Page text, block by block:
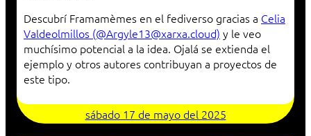
Descubrí Framamèmes en el fediverso gracias a Celia
Valdeolmillos (@Argyle13@xarxa.cloud) y le veo
muchísimo potencial a la idea. Ojalá se extienda el
ejemplo y otros autores contribuyan a proyectos de
este tipo.
sábado 17 de mayo del 2025